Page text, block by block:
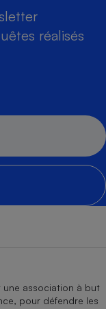
réalisés
une association à but
pour défendre les